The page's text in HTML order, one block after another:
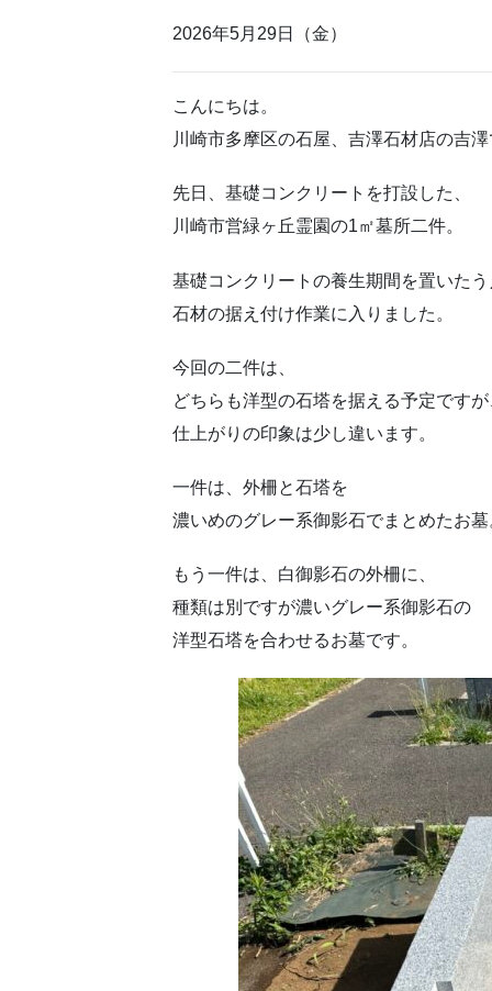
2026年5月29日（金）
こんにちは。
川崎市多摩区の石屋、吉澤石材店の吉
先日、基礎コンクリートを打設した、
川崎市営緑ヶ丘霊園の1㎡墓所二件。
基礎コンクリートの養生期間を置いた
石材の据え付け作業に入りました。
今回の二件は、
どちらも洋型の石塔を据える予定ですが
仕上がりの印象は少し違います。
一件は、外柵と石塔を
濃いめのグレー系御影石でまとめたお墓
もう一件は、白御影石の外柵に、
種類は別ですが濃いグレー系御影石の
洋型石塔を合わせるお墓です。